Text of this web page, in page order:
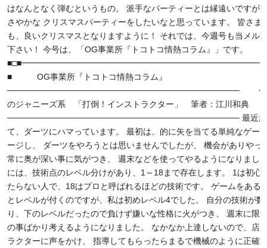
はなんとなく弾むというもの。 派手なパーティーとは縁遠いですが
さやかな クリスマスパーティーをしたいなと思っています。 皆さま
も、良いクリスマスとなりますように！ それでは、今週号も当メル
下さい！ 今号は、「OG事業所『トコトコ情熱コラム』」です。
■ OG事業所『トコトコ情熱コラム』
───────────────────────────────────────
のジャニーズ系 「打倒！インストラクター」 筆者：江川和典
─────────────────────────────────────── 最近趣
て、ダーツにハマっています。 最初は、的に矢を当てる単純なゲー
ージし、 ダーツをやろうとは思いませんでしたが、 機会がありやっ
常に奥が深い事に気がつき、 週末などを使ってやるようになりまし
には、技術点のレベル分けがあり、1～18まで存在します。 1は初心
たらない人で、18はプロと呼ばれるほどの技術です。 ゲームをある
とレベルが付くのですが、私は初めレベル4でした。 自分の技術が数
り、下のレベルだったので負けず嫌いな性格に火がつき、 週末に限
の事ばかり考えるようになりました。 なかなか上達しないので、店
ラクターに声をかけ、 指導してもらったらまるで機械のように正確